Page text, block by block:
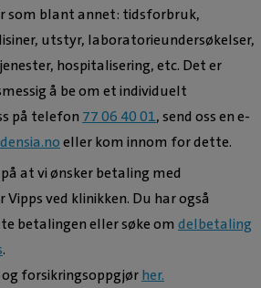
som blant annet: tidsforbruk,
utstyr, laboratorieundersøkelser,
hospitalisering, etc. Det er
å be om et individuelt
på telefon 77 06 40 01, send oss en e-
eller kom innom for dette.
at vi ønsker betaling med
ved klinikken. Du har også
betalingen eller søke om delbetaling
.
forsikringsoppgjørher.